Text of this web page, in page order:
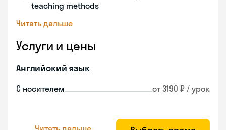
teaching methods
Читать дальше
Услуги и цены
Английский язык
С носителем от 3190 ₽ / урок